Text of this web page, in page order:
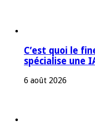
C’est quoi le
spécialise une
6 août 2026